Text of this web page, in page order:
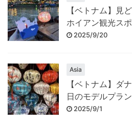
【ベトナム】見
ホイアン観光ス
2025/9/20
Asia
【ベトナム】ダ
日のモデルプラン
2025/9/1